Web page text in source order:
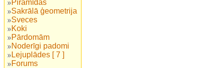
Piramīdas
Sakrālā ģeometrija
Sveces
Koki
Pārdomām
Noderīgi padomi
Lejuplādes [ 7 ]
Forums